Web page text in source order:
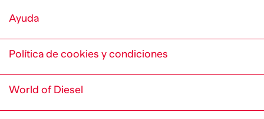
Ayuda
Política de cookies y condiciones
World of Diesel